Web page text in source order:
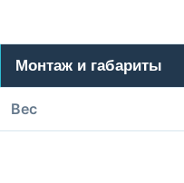
Монтаж и габариты
Вес